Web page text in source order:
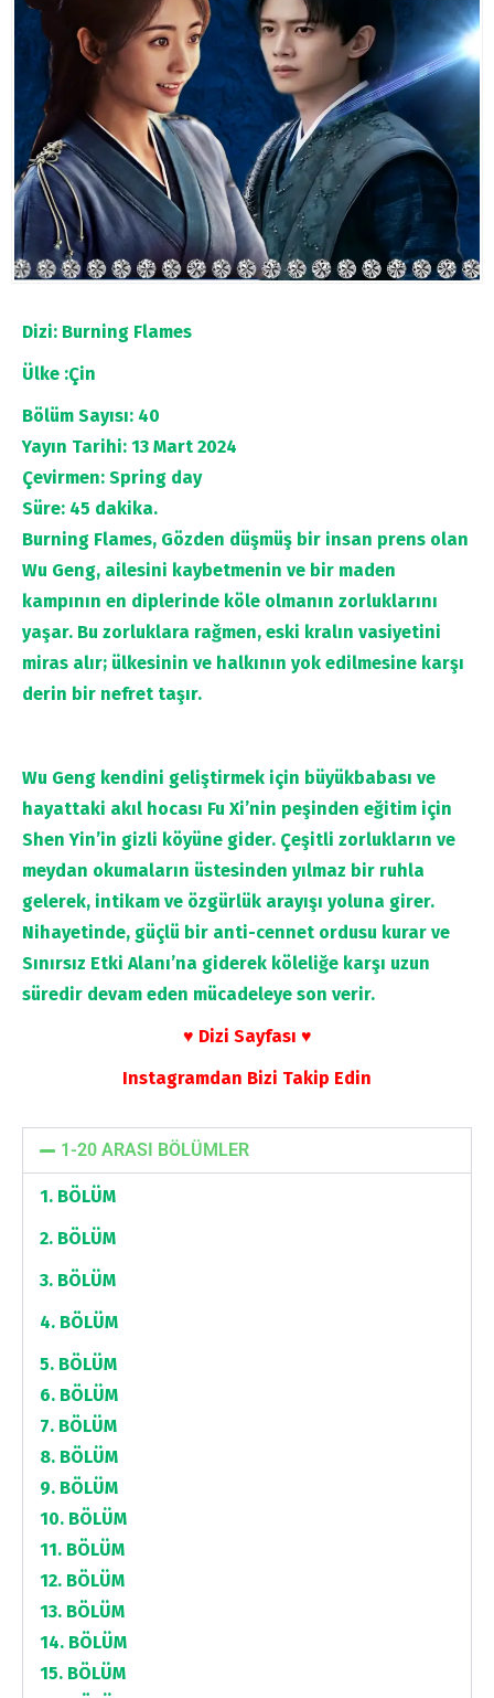
Dizi: Burning Flames
Ülke :Çin
Bölüm Sayısı: 40
Yayın Tarihi: 13 Mart 2024
Çevirmen: Spring day
Süre: 45 dakika.
Burning Flames, Gözden düşmüş bir insan prens olan
Wu Geng, ailesini kaybetmenin ve bir maden
kampının en diplerinde köle olmanın zorluklarını
yaşar. Bu zorluklara rağmen, eski kralın vasiyetini
miras alır; ülkesinin ve halkının yok edilmesine karşı
derin bir nefret taşır.
Wu Geng kendini geliştirmek için büyükbabası ve
hayattaki akıl hocası Fu Xi’nin peşinden eğitim için
Shen Yin’in gizli köyüne gider. Çeşitli zorlukların ve
meydan okumaların üstesinden yılmaz bir ruhla
gelerek, intikam ve özgürlük arayışı yoluna girer.
Nihayetinde, güçlü bir anti-cennet ordusu kurar ve
Sınırsız Etki Alanı’na giderek köleliğe karşı uzun
süredir devam eden mücadeleye son verir.
♥ Dizi Sayfası ♥
Instagramdan Bizi Takip Edin
1-20 ARASI BÖLÜMLER
1. BÖLÜM
2. BÖLÜM
3. BÖLÜM
4. BÖLÜM
5. BÖLÜM
6. BÖLÜM
7. BÖLÜM
8. BÖLÜM
9. BÖLÜM
10. BÖLÜM
11. BÖLÜM
12. BÖLÜM
13. BÖLÜM
14. BÖLÜM
15. BÖLÜM